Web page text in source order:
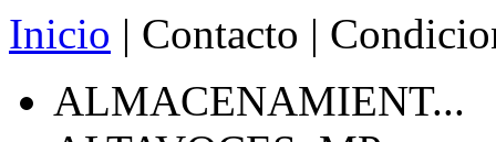
Inicio | Contacto |
ALMACENAMIENT...